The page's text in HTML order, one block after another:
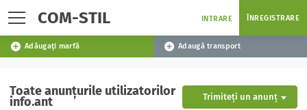
COM-STIL INTRARE ÎNREGISTRARE
Adăugați marfă Adaugă transport
Toate anunțurile utilizatorilor
info.ant Trimiteți un anunț